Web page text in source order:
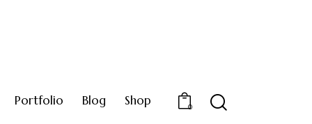
Portfolio Blog Shop 0 Search